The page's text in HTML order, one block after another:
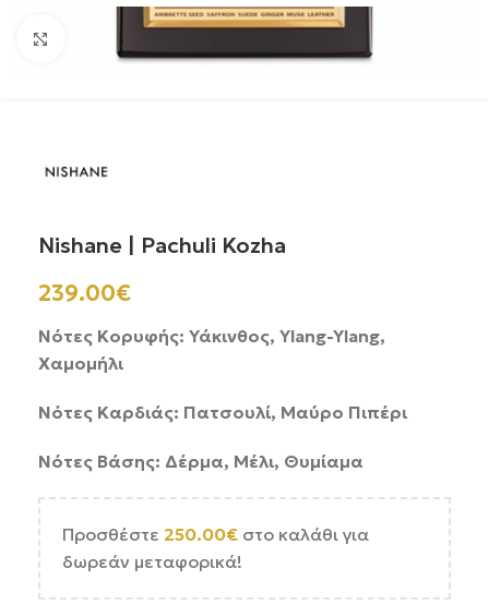
Nishane | Pachuli Kozha
239.00€
Νότες Κορυφής: Υάκινθος, Ylang-Ylang,
Χαμομήλι
Νότες Καρδιάς: Πατσουλί, Μαύρο Πιπέρι
Νότες Βάσης: Δέρμα, Μέλι, Θυμίαμα
Προσθέστε 250.00€ στο καλάθι για
δωρεάν μεταφορικά!